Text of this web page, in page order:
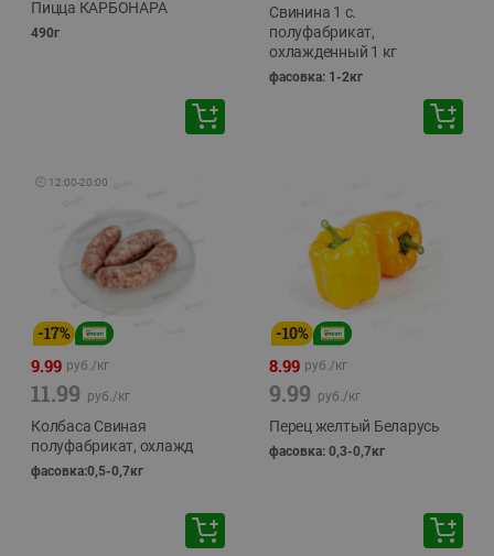
Пицца КАРБОНАРА
490г
Свинина 1 с.
полуфабрикат,
охлажденный 1 кг
фасовка: 1-2кг
🕘 12:00-20:00
-17%
9.99 руб./кг
11.99 руб./кг
Колбаса Свиная
полуфабрикат, охлажд
фасовка:0,5-0,7кг
-10%
8.99 руб./кг
9.99 руб./кг
Перец желтый Беларусь
фасовка: 0,3-0,7кг